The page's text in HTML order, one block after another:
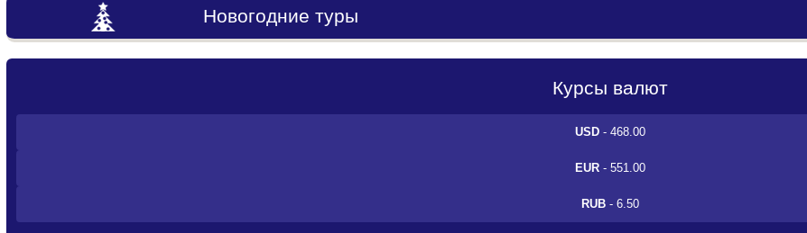
Новогодние туры
Курсы валют
USD- 468.00
EUR- 551.00
RUB- 6.50